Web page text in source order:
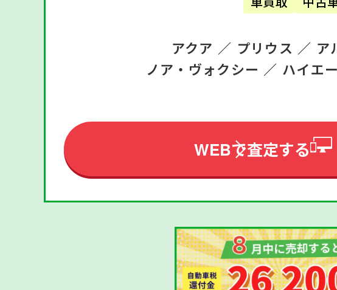
アクア ／ プリウス ／ ア
ノア・ヴォクシー ／ ハイエ
WEBで査定する